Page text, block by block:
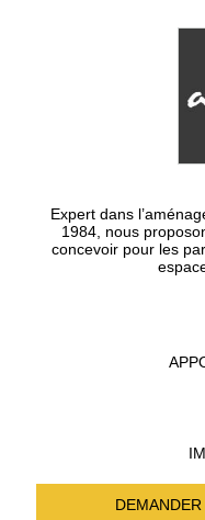
Expert dans
1984, nous
concevoir pour les